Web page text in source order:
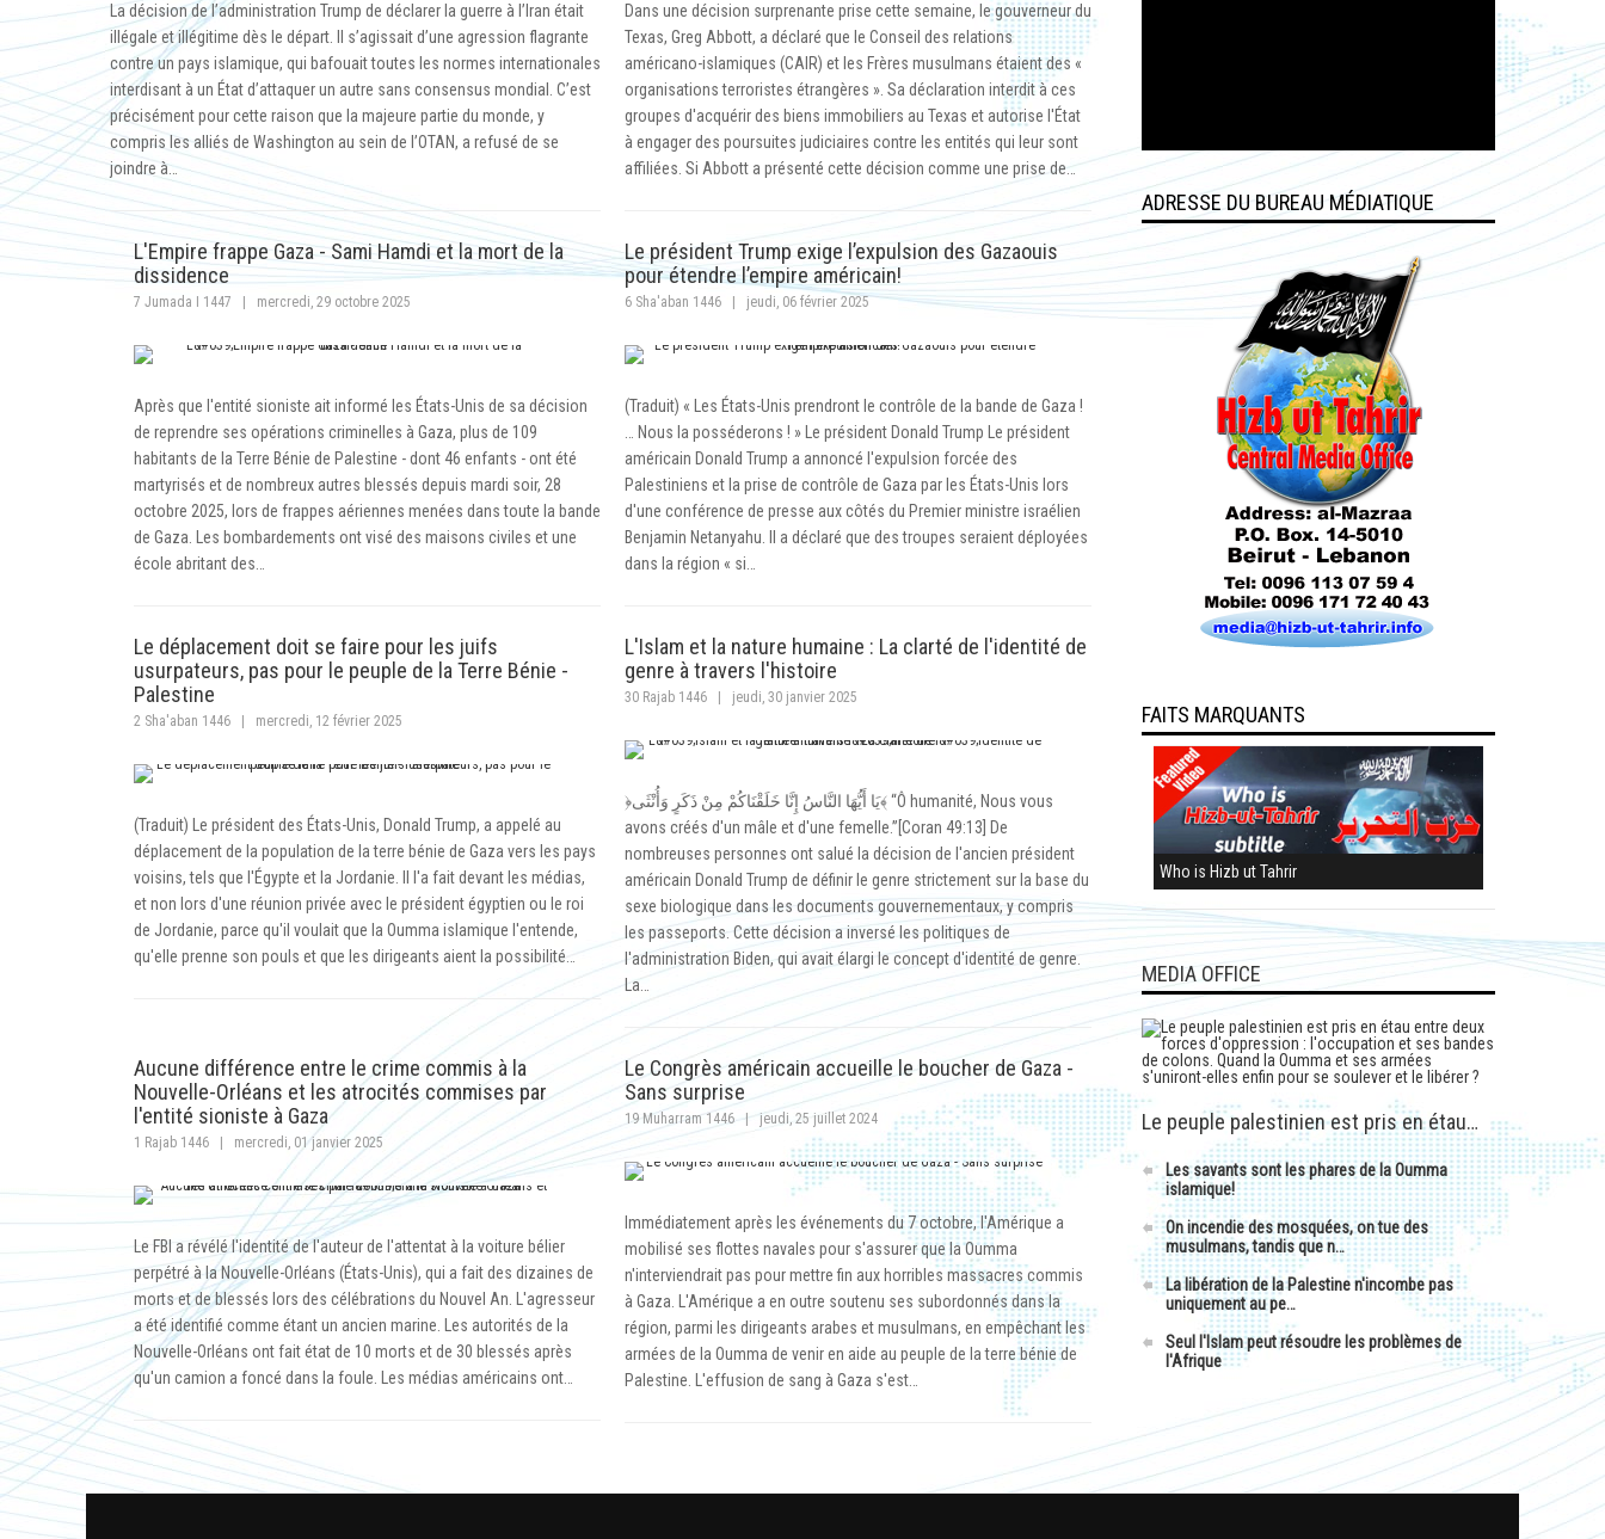
La décision de l’administration Trump de déclarer la guerre à l’Iran était
illégale et illégitime dès le départ. Il s’agissait d’une agression flagrante
contre un pays islamique, qui bafouait toutes les normes internationales
interdisant à un État d’attaquer un autre sans consensus mondial. C’est
précisément pour cette raison que la majeure partie du monde, y
compris les alliés de Washington au sein de l’OTAN, a refusé de se
joindre à…
Dans une décision surprenante prise cette semaine, le gouverneur du
Texas, Greg Abbott, a déclaré que le Conseil des relations
américano-islamiques (CAIR) et les Frères musulmans étaient des «
organisations terroristes étrangères ». Sa déclaration interdit à ces
groupes d'acquérir des biens immobiliers au Texas et autorise l'État
à engager des poursuites judiciaires contre les entités qui leur sont
affiliées. Si Abbott a présenté cette décision comme une prise de…
L'Empire frappe Gaza - Sami Hamdi et la mort de la
dissidence
7 Jumada I 1447 mercredi, 29 octobre 2025
Après que l'entité sioniste ait informé les États-Unis de sa décision
de reprendre ses opérations criminelles à Gaza, plus de 109
habitants de la Terre Bénie de Palestine - dont 46 enfants - ont été
martyrisés et de nombreux autres blessés depuis mardi soir, 28
octobre 2025, lors de frappes aériennes menées dans toute la bande
de Gaza. Les bombardements ont visé des maisons civiles et une
école abritant des…
Le président Trump exige l’expulsion des Gazaouis
pour étendre l’empire américain!
6 Sha'aban 1446 jeudi, 06 février 2025
(Traduit) « Les États-Unis prendront le contrôle de la bande de Gaza !
… Nous la posséderons ! » Le président Donald Trump Le président
américain Donald Trump a annoncé l'expulsion forcée des
Palestiniens et la prise de contrôle de Gaza par les États-Unis lors
d'une conférence de presse aux côtés du Premier ministre israélien
Benjamin Netanyahu. Il a déclaré que des troupes seraient déployées
dans la région « si…
Le déplacement doit se faire pour les juifs
usurpateurs, pas pour le peuple de la Terre Bénie -
Palestine
2 Sha'aban 1446 mercredi, 12 février 2025
(Traduit) Le président des États-Unis, Donald Trump, a appelé au
déplacement de la population de la terre bénie de Gaza vers les pays
voisins, tels que l'Égypte et la Jordanie. Il l'a fait devant les médias,
et non lors d'une réunion privée avec le président égyptien ou le roi
de Jordanie, parce qu'il voulait que la Oumma islamique l'entende,
qu'elle prenne son pouls et que les dirigeants aient la possibilité…
L'Islam et la nature humaine : La clarté de l'identité de
genre à travers l'histoire
30 Rajab 1446 jeudi, 30 janvier 2025
﴿يَا أَيُّهَا النَّاسُ إِنَّا خَلَقْنَاكُمْ مِنْ ذَكَرٍ وَأُنْثَى﴾ “Ô humanité, Nous vous
avons créés d'un mâle et d'une femelle.”[Coran 49:13] De
nombreuses personnes ont salué la décision de l'ancien président
américain Donald Trump de définir le genre strictement sur la base du
sexe biologique dans les documents gouvernementaux, y compris
les passeports. Cette décision a inversé les politiques de
l'administration Biden, qui avait élargi le concept d'identité de genre.
La…
Aucune différence entre le crime commis à la
Nouvelle-Orléans et les atrocités commises par
l'entité sioniste à Gaza
1 Rajab 1446 mercredi, 01 janvier 2025
Le FBI a révélé l'identité de l'auteur de l'attentat à la voiture bélier
perpétré à la Nouvelle-Orléans (États-Unis), qui a fait des dizaines de
morts et de blessés lors des célébrations du Nouvel An. L'agresseur
a été identifié comme étant un ancien marine. Les autorités de la
Nouvelle-Orléans ont fait état de 10 morts et de 30 blessés après
qu'un camion a foncé dans la foule. Les médias américains ont…
Le Congrès américain accueille le boucher de Gaza -
Sans surprise
19 Muharram 1446 | jeudi, 25 juillet 2024
Immédiatement après les événements du 7 octobre, l'Amérique a
mobilisé ses flottes navales pour s'assurer que la Oumma
n'interviendrait pas pour mettre fin aux horribles massacres commis
à Gaza. L'Amérique a en outre soutenu ses subordonnés dans la
région, parmi les dirigeants arabes et musulmans, en empêchant les
armées de la Oumma de venir en aide au peuple de la terre bénie de
Palestine. L'effusion de sang à Gaza s'est…
ADRESSE DU BUREAU MÉDIATIQUE
FAITS MARQUANTS
Who is Hizb ut Tahrir
MEDIA OFFICE
Le peuple palestinien est pris en étau…
Les savants sont les phares de la Oumma
islamique!
On incendie des mosquées, on tue des
musulmans, tandis que n…
La libération de la Palestine n'incombe pas
uniquement au pe…
Seul l'Islam peut résoudre les problèmes de
l'Afrique